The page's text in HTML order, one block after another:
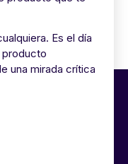
Es el día
producto
una mirada crítica